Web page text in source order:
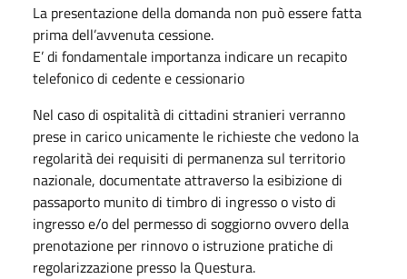
La presentazione della domanda non può essere fatta
prima dell’avvenuta cessione.
E’ di fondamentale importanza indicare un recapito
telefonico di cedente e cessionario
Nel caso di ospitalità di cittadini stranieri verranno
prese in carico unicamente le richieste che vedono la
regolarità dei requisiti di permanenza sul territorio
nazionale, documentate attraverso la esibizione di
passaporto munito di timbro di ingresso o visto di
ingresso e/o del permesso di soggiorno ovvero della
prenotazione per rinnovo o istruzione pratiche di
regolarizzazione presso la Questura.